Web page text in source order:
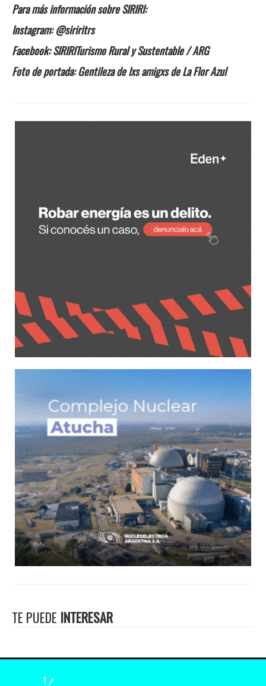
Para más información sobre SIRIRI:
Instagram: @siriritrs
Facebook: SIRIRITurismo Rural y Sustentable / ARG
Foto de portada: Gentileza de lxs amigxs de La Flor Azul
TE PUEDE INTERESAR